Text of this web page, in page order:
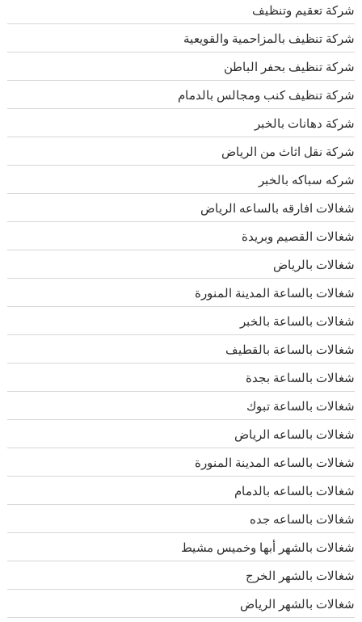
شركة تعقيم وتنظيف
شركة تنظيف بالمزاحمية والقويعية
شركة تنظيف بحفر الباطن
شركة تنظيف كنب ومجالس بالدمام
شركة دهانات بالخبر
شركة نقل اثاث من الرياض
شركه سباكه بالخبر
شغالات افارقه بالساعه الرياض
شغالات القصيم وبريدة
شغالات بالرياض
شغالات بالساعة المدينة المنورة
شغالات بالساعة بالخبر
شغالات بالساعة بالقطيف
شغالات بالساعة بجدة
شغالات بالساعة تبوك
شغالات بالساعه الرياض
شغالات بالساعه المدينة المنورة
شغالات بالساعه بالدمام
شغالات بالساعه جده
شغالات بالشهر أبها وخميس مشيط
شغالات بالشهر الخرج
شغالات بالشهر الرياض